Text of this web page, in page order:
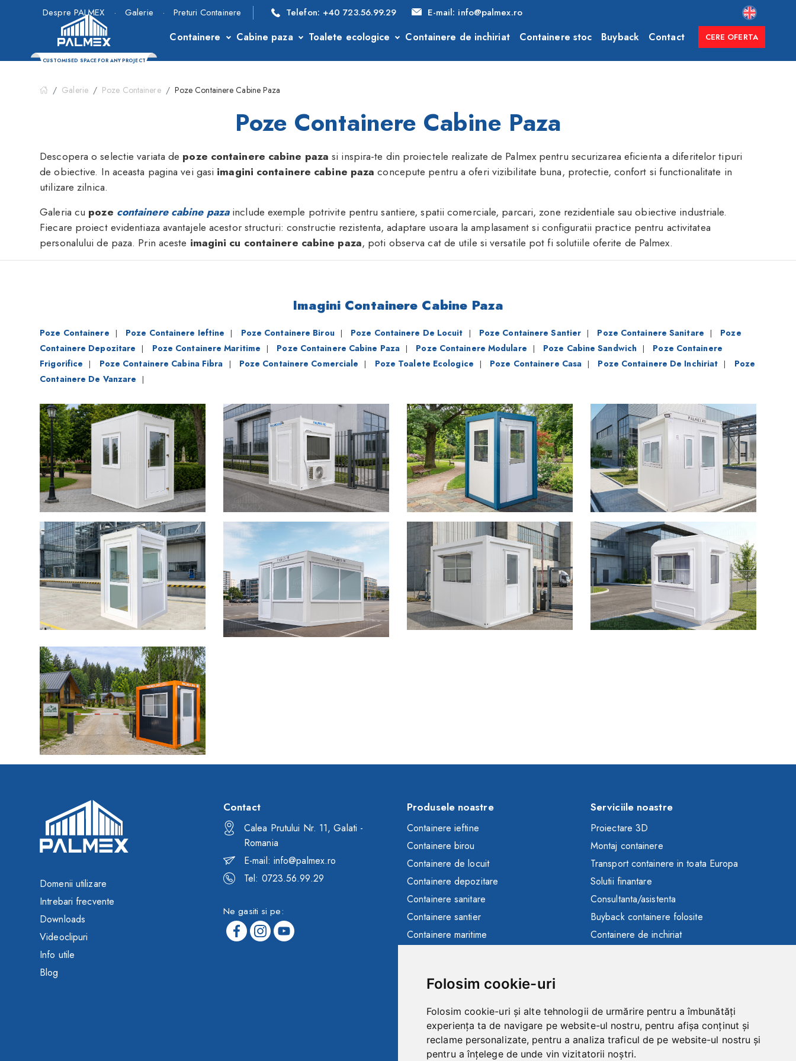
Folosim cookie-uri
Folosim cookie-uri și alte tehnologii de urmărire pentru a îmbunătăți
experiența ta de navigare pe website-ul nostru, pentru afișa conținut și
reclame personalizate, pentru a analiza traficul de pe website-ul nostru și
pentru a înțelege de unde vin vizitatorii noștri.
Despre PALMEX · Galerie · Preturi Containere Telefon: +40 723.56.99.29 E-mail: info@palmex.ro
CUSTOMISED SPACE FOR ANY PROJECT
Containere Cabine paza Toalete ecologice Containere de inchiriat Containere stoc Buyback Contact CERE OFERTA
Galerie Poze Containere Poze Containere Cabine Paza
Poze Containere Cabine Paza
Descopera o selectie variata de poze containere cabine paza si inspira-te din proiectele realizate de Palmex pentru securizarea eficienta a diferitelor tipuri
de obiective. In aceasta pagina vei gasi imagini containere cabine paza concepute pentru a oferi vizibilitate buna, protectie, confort si functionalitate in
utilizare zilnica.
Galeria cu poze containere cabine pazainclude exemple potrivite pentru santiere, spatii comerciale, parcari, zone rezidentiale sau obiective industriale.
Fiecare proiect evidentiaza avantajele acestor structuri: constructie rezistenta, adaptare usoara la amplasament si configuratii practice pentru activitatea
personalului de paza. Prin aceste imagini cu containere cabine paza, poti observa cat de utile si versatile pot fi solutiile oferite de Palmex.
Imagini Containere Cabine Paza
Poze Containere | Poze Containere Ieftine | Poze Containere Birou | Poze Containere De Locuit | Poze Containere Santier | Poze Containere Sanitare |
Poze
Containere Depozitare
| Poze Containere Maritime | Poze Containere Cabine Paza | Poze Containere Modulare | Poze Cabine Sandwich |
Poze Containere
Frigorifice
| Poze Containere Cabina Fibra | Poze Containere Comerciale | Poze Toalete Ecologice | Poze Containere Casa | Poze Containere De Inchiriat |
Poze
Containere De Vanzare
|
Domenii utilizare
Intrebari frecvente
Downloads
Videoclipuri
Info utile
Blog
Contact
Calea Prutului Nr. 11, Galati -
Romania
E-mail: info@palmex.ro
Tel: 0723.56.99.29
Ne gasiti si pe:
Produsele noastre
Containere ieftine
Containere birou
Containere de locuit
Containere depozitare
Containere sanitare
Containere santier
Containere maritime
Containere comerciale
Containere SH
Cabine paza
Toalete ecologice
Serviciile noastre
Proiectare 3D
Montaj containere
Transport containere in toata Europa
Solutii finantare
Consultanta/asistenta
Buyback containere folosite
Containere de inchiriat